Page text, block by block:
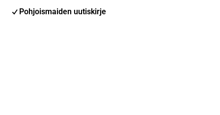
Pohjoismaiden uutiskirje